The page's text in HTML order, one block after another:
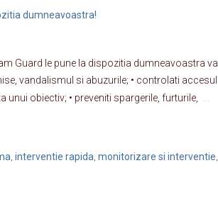
dumneavoastra!
Guard le pune la dispozitia dumneavoastra va
vandalismul si abuzurile; • controlati accesul
obiectiv; • preveniti spargerile, furturile,
, interventie rapida, monitorizare si interventie,